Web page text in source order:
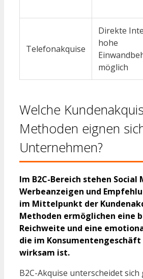
Telefonakquise
Direkte
hohe
möglich
Welche
Methoden eignen
Unternehmen?
Im B2C-Bereich stehen
Werbeanzeigen und
im Mittelpunkt der
Methoden ermöglichen eine
Reichweite und eine
die im Konsumentengeschäft
wirksam ist.
B2C-Akquise unterscheidet